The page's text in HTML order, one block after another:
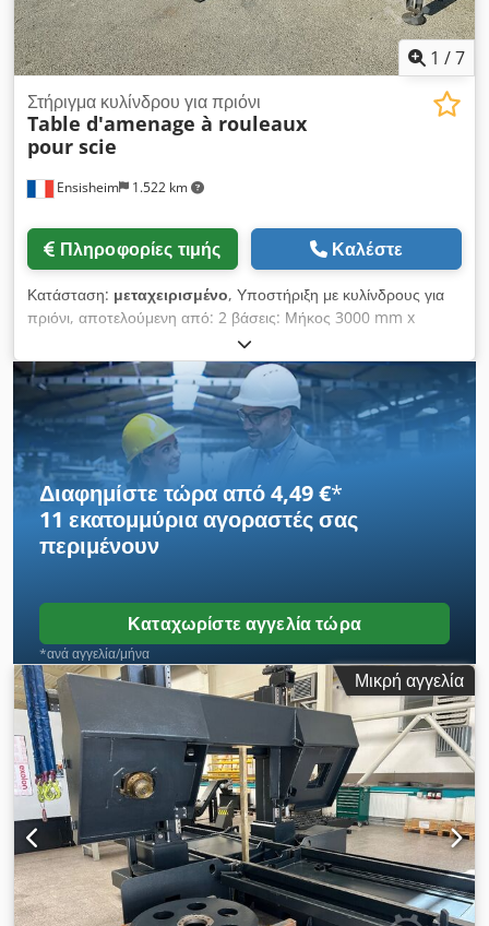
1 /7
Ensisheim 1.522 km
Στήριγμα κυλίνδρου για πριόνι
Table d'amenage à rouleaux
pour scie
Πληροφορίες τιμής Καλέστε
Κατάσταση: μεταχειρισμένο, Υποστήριξη με κυλίνδρους για
πριόνι, αποτελούμενη από: 2 βάσεις: Μήκος 3000 mm x
Μέγιστο πλάτος 550 mm x Ελάχιστο ύψος 800 mm - Μέγιστο
ύψος 950 mm 1 βάση τοποθετημένη στην πλευρά της
μηχανής (βλ. φωτ.): Μήκος 3000 mm x Μέγιστο πλάτος 550
mm x Ελάχιστο ύψος 800 mm - Μέγιστο ύψος 950 mm
Πλάτος κυλίνδρων: 450 mm Dwjdpfx Aszmxvujnlea
Διαφημίστε τώρα από 4,49 €*
11 εκατομμύρια αγοραστέςσας
περιμένουν
Καταχωρίστε αγγελία τώρα
*ανά αγγελία/μήνα
Μικρή αγγελία